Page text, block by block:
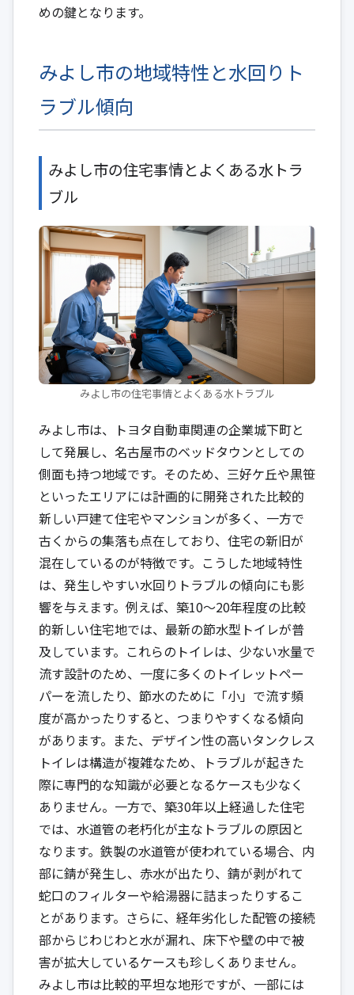
めの鍵となります。
みよし市の地域特性と水回りト
ラブル傾向
みよし市の住宅事情とよくある水トラ
ブル
みよし市の住宅事情とよくある水トラブル
みよし市は、トヨタ自動車関連の企業城下町と
して発展し、名古屋市のベッドタウンとしての
側面も持つ地域です。そのため、三好ケ丘や黒笹
といったエリアには計画的に開発された比較的
新しい戸建て住宅やマンションが多く、一方で
古くからの集落も点在しており、住宅の新旧が
混在しているのが特徴です。こうした地域特性
は、発生しやすい水回りトラブルの傾向にも影
響を与えます。例えば、築10〜20年程度の比較
的新しい住宅地では、最新の節水型トイレが普
及しています。これらのトイレは、少ない水量で
流す設計のため、一度に多くのトイレットペー
パーを流したり、節水のために「小」で流す頻
度が高かったりすると、つまりやすくなる傾向
があります。また、デザイン性の高いタンクレス
トイレは構造が複雑なため、トラブルが起きた
際に専門的な知識が必要となるケースも少なく
ありません。一方で、築30年以上経過した住宅
では、水道管の老朽化が主なトラブルの原因と
なります。鉄製の水道管が使われている場合、内
部に錆が発生し、赤水が出たり、錆が剥がれて
蛇口のフィルターや給湯器に詰まったりするこ
とがあります。さらに、経年劣化した配管の接続
部からじわじわと水が漏れ、床下や壁の中で被
害が拡大しているケースも珍しくありません。
みよし市は比較的平坦な地形ですが、一部には